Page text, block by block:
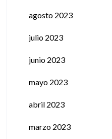
agosto 2023
julio 2023
junio 2023
mayo 2023
abril 2023
marzo 2023